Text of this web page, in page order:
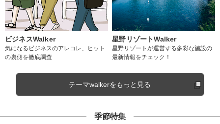
ビジネスWalker
気になるビジネスのアレコレ、ヒット
の裏側を徹底調査
星野リゾートWalker
星野リゾートが運営する多彩な施設の
最新情報をチェック！
テーマwalkerをもっと見る
季節特集